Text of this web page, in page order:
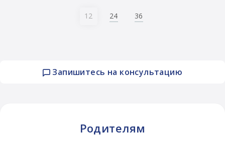
Запишитесь на консультацию
Родителям
12 24 36